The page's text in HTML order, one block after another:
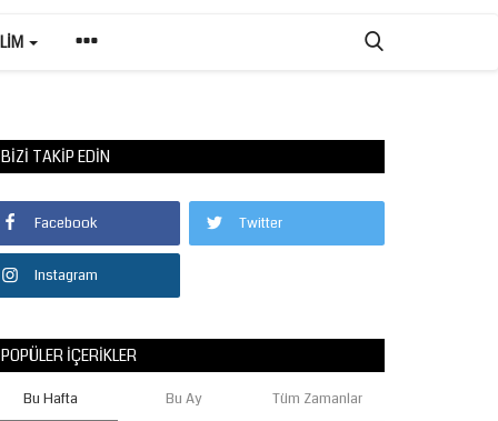
BIZI TAKIP EDIN
Facebook Twitter
Instagram
POPÜLER İÇERIKLER
Bu Hafta Bu Ay Tüm Zamanlar